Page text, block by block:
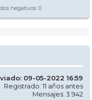
negativos: 0
09-05-2022 16:59
Registrado: 11 años antes
Mensajes: 3.942